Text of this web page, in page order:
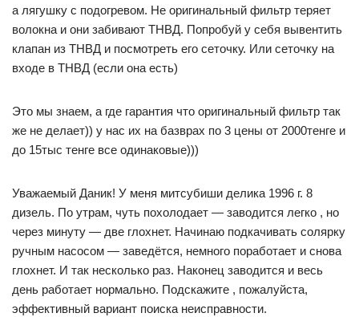
а лягушку с подогревом. Не оригинальный фильтр теряет
волокна и они забивают ТНВД. Попробуй у себя вывентить
клапан из ТНВД и посмотреть его сеточку. Или сеточку на
входе в ТНВД (если она есть)
Это мы знаем, а где гарантия что оригинальный фильтр так
же не делает)) у нас их на базврах по 3 цены от 2000тенге и
до 15тыс тенге все одинаковые)))
Уважаемый Даник! У меня митсубиши делика 1996 г. 8
дизель. По утрам, чуть похолодает — заводится легко , но
через минуту — две глохнет. Начинаю подкачивать солярку
ручным насосом — заведётся, немного поработает и снова
глохнет. И так несколько раз. Наконец заводится и весь
день работает нормально. Подскажите , пожалуйста,
эффективный вариант поиска неисправности.